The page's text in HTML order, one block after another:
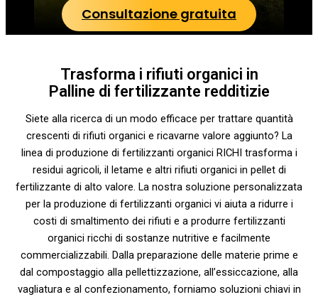
Consultazione gratuita
Trasforma i rifiuti organici in
Palline di fertilizzante redditizie
Siete alla ricerca di un modo efficace per trattare quantità
crescenti di rifiuti organici e ricavarne valore aggiunto? La
linea di produzione di fertilizzanti organici RICHI trasforma i
residui agricoli, il letame e altri rifiuti organici in pellet di
fertilizzante di alto valore. La nostra soluzione personalizzata
per la produzione di fertilizzanti organici vi aiuta a ridurre i
costi di smaltimento dei rifiuti e a produrre fertilizzanti
organici ricchi di sostanze nutritive e facilmente
commercializzabili. Dalla preparazione delle materie prime e
dal compostaggio alla pellettizzazione, all’essiccazione, alla
vagliatura e al confezionamento, forniamo soluzioni chiavi in